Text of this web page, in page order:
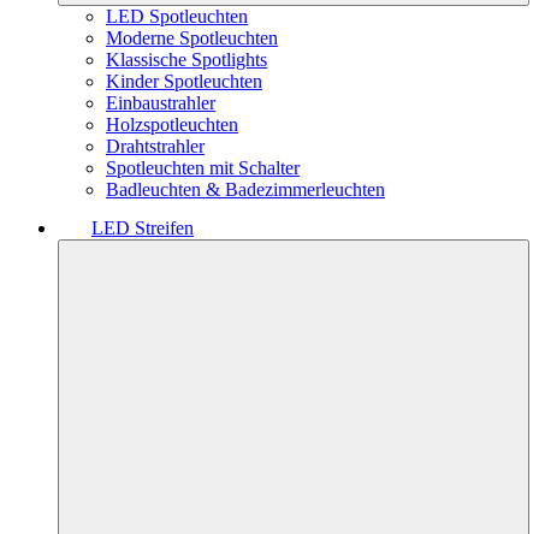
LED Spotleuchten
Moderne Spotleuchten
Klassische Spotlights
Kinder Spotleuchten
Einbaustrahler
Holzspotleuchten
Drahtstrahler
Spotleuchten mit Schalter
Badleuchten & Badezimmerleuchten
LED Streifen